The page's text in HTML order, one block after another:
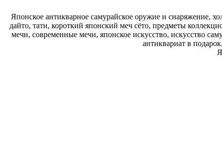
Японское антикварное самурайское оружие и снаряжение,
дайто, тати, короткий японский меч сёто, предметы
мечи, современные мечи, японское искусство, искусство
антиквариат в